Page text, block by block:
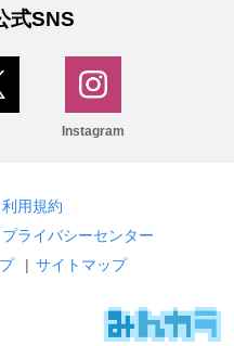
式SNS
Instagram
利用規約
プライバシーセンター
| サイトマップ